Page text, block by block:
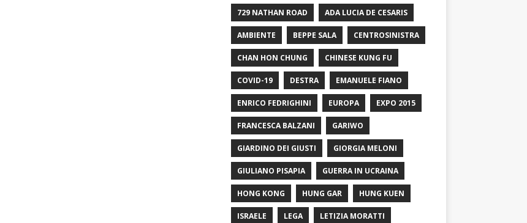
729 NATHAN ROAD ADA LUCIA DE CESARIS
AMBIENTE BEPPE SALA CENTROSINISTRA
CHAN HON CHUNG CHINESE KUNG FU
COVID-19 DESTRA EMANUELE FIANO
ENRICO FEDRIGHINI EUROPA EXPO 2015
FRANCESCA BALZANI GARIWO
GIARDINO DEI GIUSTI GIORGIA MELONI
GIULIANO PISAPIA GUERRA IN UCRAINA
HONG KONG HUNG GAR HUNG KUEN
ISRAELE LEGA LETIZIA MORATTI